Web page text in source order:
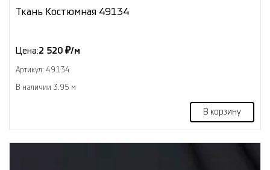
Ткань Костюмная 49134
Цена:2 520 ₽/м
Артикул: 49134
В наличии 3.95 м
В корзину